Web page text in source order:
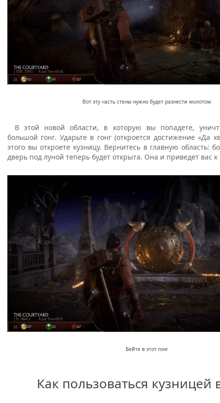
Вот эту часть стены нужно будет разнести молотом
В этой новой области, в которую вы попадете,
большой гонг. Ударьте в гонг (откроется достижение «Да
этого вы откроете кузницу. Вернитесь в главную область:
дверь под луной теперь будет открыта. Она и приведет вас к
Бейте в этот гонг
Как пользоваться кузницей